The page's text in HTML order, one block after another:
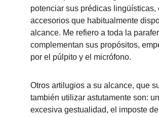
potenciar sus prédicas lingüísticas,
accesorios que habitualmente
alcance. Me refiero a toda la
complementan sus propósitos,
por el púlpito y el micrófono.
Otros artilugios a su alcance, que
también utilizar astutamente son:
excesiva gestualidad, el imposte